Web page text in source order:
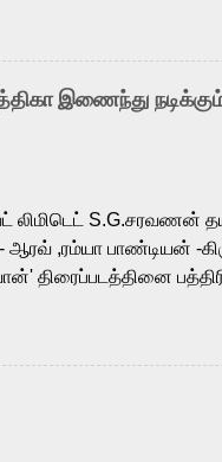
film’s powerful Tamil
to the iconic
Maalai” from Ghajini,
and strong
Adithya Menon,
இணைந்து
லிமிடெட் S.G.சரவணன்
ஆரவ் ,ரம்யா பாண்டியன் -
திரைப்படத்தினை
பாண்டியன், வி டி வி
உள்ளிட்ட பலர்
ஜீ. வி. பிரகாஷ் குமார்
லாரன்ஸ் கிஷோர்
வலியுறுத்தி